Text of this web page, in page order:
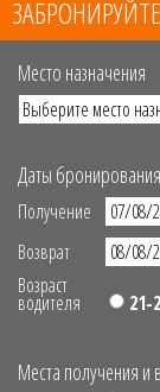
Место назначения
Даты бронирования
Получение
Возврат
Возраст
водителя 21-
Места получения и